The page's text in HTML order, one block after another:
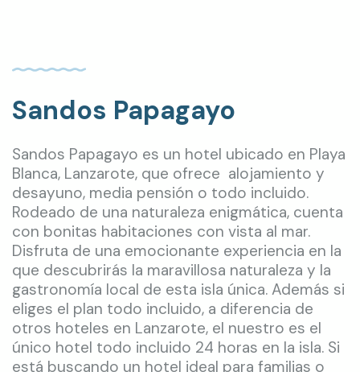
Sandos Papagayo
Sandos Papagayo es un hotel ubicado en Playa
Blanca, Lanzarote, que ofrece alojamiento y
desayuno, media pensión o todo incluido.
Rodeado de una naturaleza enigmática, cuenta
con bonitas habitaciones con vista al mar.
Disfruta de una emocionante experiencia en la
que descubrirás la maravillosa naturaleza y la
gastronomía local de esta isla única. Además si
eliges el plan todo incluido, a diferencia de
otros hoteles en Lanzarote, el nuestro es el
único hotel todo incluido 24 horas en la isla. Si
está buscando un hotel ideal para familias o